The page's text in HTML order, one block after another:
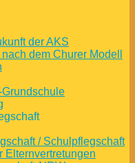
der AKS
dem Churer Modell
/ Schulpflegschaft
Elternvertretungen